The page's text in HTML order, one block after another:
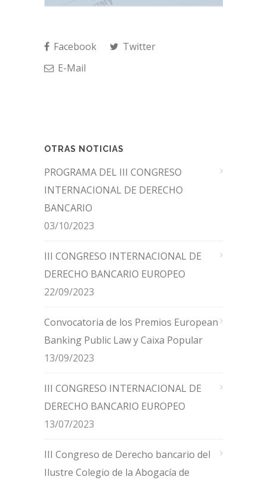
Facebook
Twitter
E-Mail
OTRAS NOTICIAS
PROGRAMA DEL III CONGRESO
INTERNACIONAL DE DERECHO
BANCARIO
03/10/2023
III CONGRESO INTERNACIONAL DE
DERECHO BANCARIO EUROPEO
22/09/2023
Convocatoria de los Premios European
Banking Public Law y Caixa Popular
13/09/2023
III CONGRESO INTERNACIONAL DE
DERECHO BANCARIO EUROPEO
13/07/2023
III Congreso de Derecho bancario del
Ilustre Colegio de la Abogacía de